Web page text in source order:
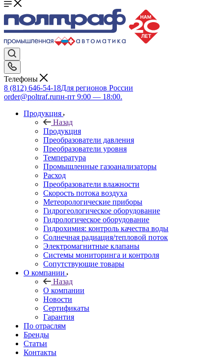
Телефоны
8 (812) 646-54-18Для регионов России
order@poltraf.ruпн-пт 9:00 — 18:00.
Продукция
Назад
Продукция
Преобразователи давления
Преобразователи уровня
Температура
Промышленные газоанализаторы
Расход
Преобразователи влажности
Скорость потока воздуха
Метеорологические приборы
Гидрогеологическое оборудование
Гидрологическое оборудование
Гидрохимия: контроль качества воды
Солнечная радиация/тепловой поток
Электромагнитные клапаны
Системы мониторинга и контроля
Сопутствующие товары
О компании
Назад
О компании
Новости
Сертификаты
Гарантия
По отраслям
Бренды
Статьи
Контакты